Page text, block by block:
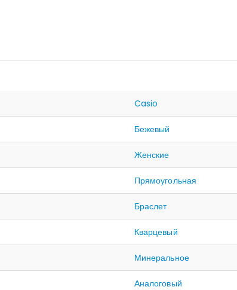
Casio
Бежевый
Женские
Прямоугольная
Браслет
Кварцевый
Минеральное
Аналоговый